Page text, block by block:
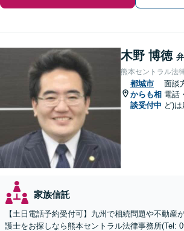
木野 博徳
熊本セントラル法
都城市
からも相
談受付中
面談
電話
ど)
家族信託
【土日電話予約受付可】九州で相続問題や不動産
護士をお探しなら熊本セントラル法律事務所(Tel: